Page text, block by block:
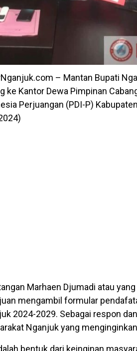
– Mantan Bupati
ke Kantor Dewa Pimpinan
Perjuangan (PDI-P)
Marhaen Djumadi atau
mengambil formular
2024-2029. Sebagai respon
Nganjuk yang
bentuk dari keinginan